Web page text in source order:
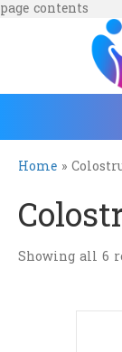
page contents
Home »
Showing all 6